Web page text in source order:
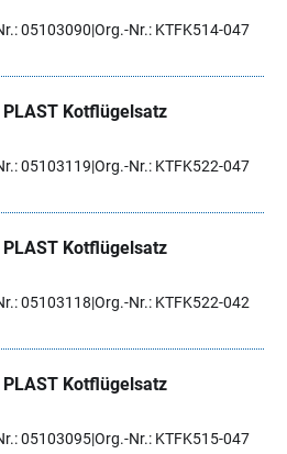
05103090 Org.-Nr.: KTFK514-047
PLAST Kotflügelsatz
05103119 Org.-Nr.: KTFK522-047
PLAST Kotflügelsatz
05103118 Org.-Nr.: KTFK522-042
PLAST Kotflügelsatz
05103095Org.-Nr.: KTFK515-047